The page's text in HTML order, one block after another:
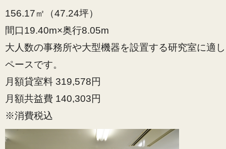
156.17㎡（47.24坪）
間口19.40m×奥行8.05m
大人数の事務所や大型機器を設置する研究室に適
ペースです。
月額貸室料 319,578円
月額共益費 140,303円
※消費税込